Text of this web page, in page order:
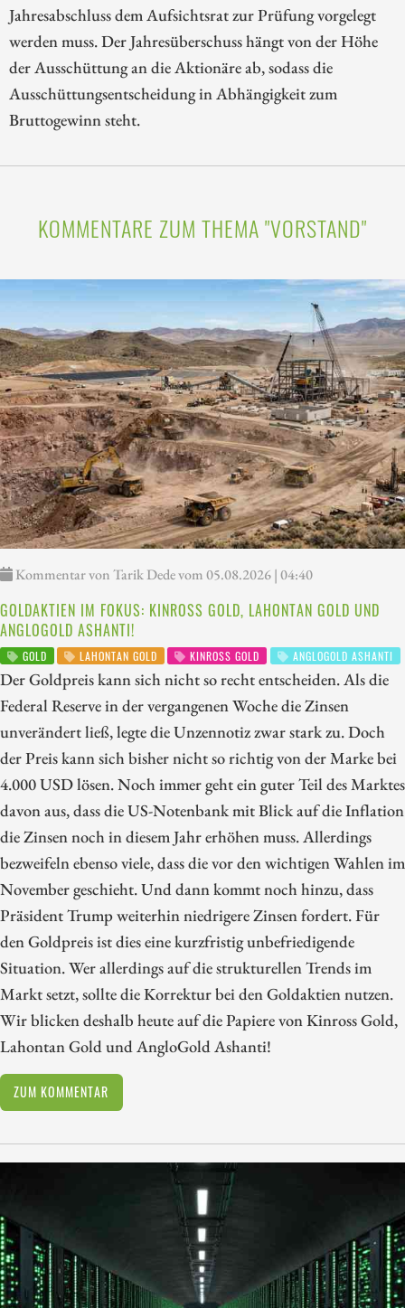
Jahresabschluss dem Aufsichtsrat zur Prüfung vorgelegt
werden muss. Der Jahresüberschuss hängt von der Höhe
der Ausschüttung an die Aktionäre ab, sodass die
Ausschüttungsentscheidung in Abhängigkeit zum
Bruttogewinn steht.
KOMMENTARE ZUM THEMA "VORSTAND"
Kommentar von Tarik Dede vom 05.08.2026 | 04:40
GOLDAKTIEN IM FOKUS: KINROSS GOLD, LAHONTAN GOLD UND
ANGLOGOLD ASHANTI!
GOLD LAHONTAN GOLD KINROSS GOLD ANGLOGOLD ASHANTI
Der Goldpreis kann sich nicht so recht entscheiden. Als die
Federal Reserve in der vergangenen Woche die Zinsen
unverändert ließ, legte die Unzennotiz zwar stark zu. Doch
der Preis kann sich bisher nicht so richtig von der Marke bei
4.000 USD lösen. Noch immer geht ein guter Teil des Marktes
davon aus, dass die US-Notenbank mit Blick auf die Inflation
die Zinsen noch in diesem Jahr erhöhen muss. Allerdings
bezweifeln ebenso viele, dass die vor den wichtigen Wahlen im
November geschieht. Und dann kommt noch hinzu, dass
Präsident Trump weiterhin niedrigere Zinsen fordert. Für
den Goldpreis ist dies eine kurzfristig unbefriedigende
Situation. Wer allerdings auf die strukturellen Trends im
Markt setzt, sollte die Korrektur bei den Goldaktien nutzen.
Wir blicken deshalb heute auf die Papiere von Kinross Gold,
Lahontan Gold und AngloGold Ashanti!
ZUM KOMMENTAR